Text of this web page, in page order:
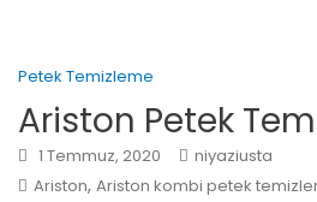
Petek Temizleme
Ariston Petek
1 Temmuz, 2020
niyaziusta
Ariston, Ariston kombi petek